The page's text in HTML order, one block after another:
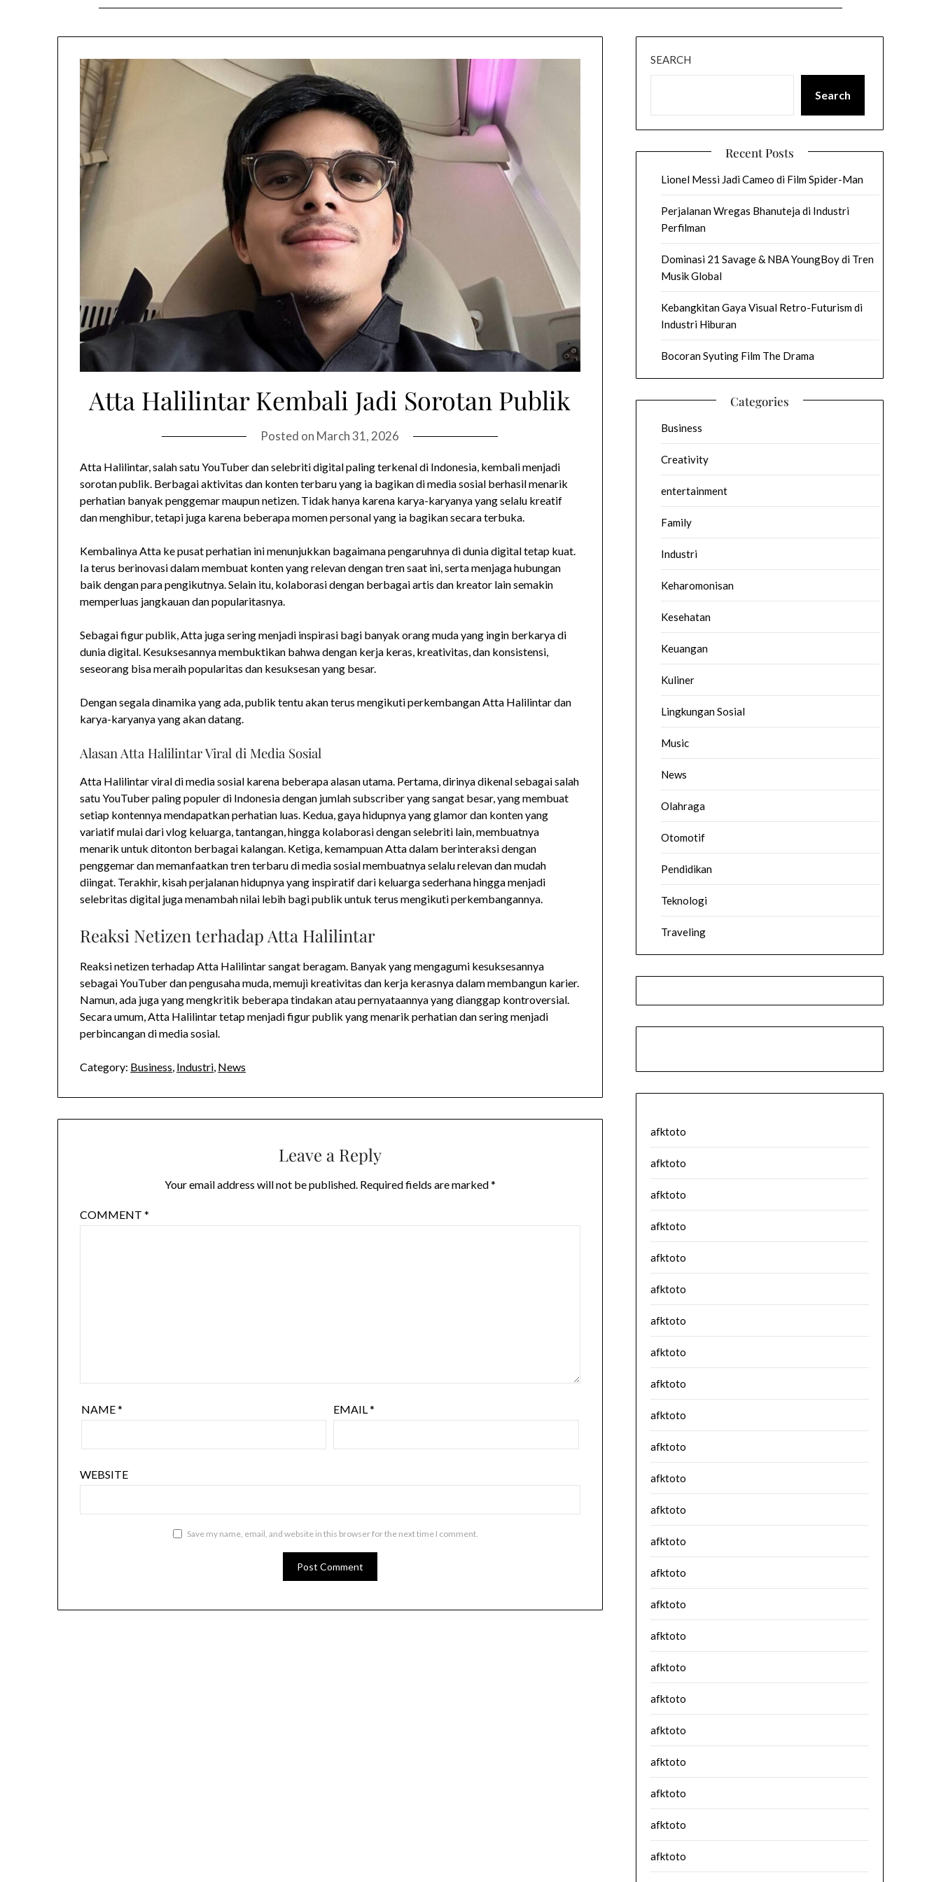
Atta Halilintar Kembali Jadi Sorotan Publik
Posted on March 31, 2026
Atta Halilintar, salah satu YouTuber dan selebriti digital paling terkenal di Indonesia, kembali menjadi
sorotan publik. Berbagai aktivitas dan konten terbaru yang ia bagikan di media sosial berhasil menarik
perhatian banyak penggemar maupun netizen. Tidak hanya karena karya-karyanya yang selalu kreatif
dan menghibur, tetapi juga karena beberapa momen personal yang ia bagikan secara terbuka.
Kembalinya Atta ke pusat perhatian ini menunjukkan bagaimana pengaruhnya di dunia digital tetap kuat.
Ia terus berinovasi dalam membuat konten yang relevan dengan tren saat ini, serta menjaga hubungan
baik dengan para pengikutnya. Selain itu, kolaborasi dengan berbagai artis dan kreator lain semakin
memperluas jangkauan dan popularitasnya.
Sebagai figur publik, Atta juga sering menjadi inspirasi bagi banyak orang muda yang ingin berkarya di
dunia digital. Kesuksesannya membuktikan bahwa dengan kerja keras, kreativitas, dan konsistensi,
seseorang bisa meraih popularitas dan kesuksesan yang besar.
Dengan segala dinamika yang ada, publik tentu akan terus mengikuti perkembangan Atta Halilintar dan
karya-karyanya yang akan datang.
Alasan Atta Halilintar Viral di Media Sosial
Atta Halilintar viral di media sosial karena beberapa alasan utama. Pertama, dirinya dikenal sebagai salah
satu YouTuber paling populer di Indonesia dengan jumlah subscriber yang sangat besar, yang membuat
setiap kontennya mendapatkan perhatian luas. Kedua, gaya hidupnya yang glamor dan konten yang
variatif mulai dari vlog keluarga, tantangan, hingga kolaborasi dengan selebriti lain, membuatnya
menarik untuk ditonton berbagai kalangan. Ketiga, kemampuan Atta dalam berinteraksi dengan
penggemar dan memanfaatkan tren terbaru di media sosial membuatnya selalu relevan dan mudah
diingat. Terakhir, kisah perjalanan hidupnya yang inspiratif dari keluarga sederhana hingga menjadi
selebritas digital juga menambah nilai lebih bagi publik untuk terus mengikuti perkembangannya.
Reaksi Netizen terhadap Atta Halilintar
Reaksi netizen terhadap Atta Halilintar sangat beragam. Banyak yang mengagumi kesuksesannya
sebagai YouTuber dan pengusaha muda, memuji kreativitas dan kerja kerasnya dalam membangun karier.
Namun, ada juga yang mengkritik beberapa tindakan atau pernyataannya yang dianggap kontroversial.
Secara umum, Atta Halilintar tetap menjadi figur publik yang menarik perhatian dan sering menjadi
perbincangan di media sosial.
Category: Business Industri News
Leave a Reply
Your email address will not be published. Required fields are marked*
COMMENT*
NAME* EMAIL*
WEBSITE
Save my name, email, and website in this browser for the next time I comment.
SEARCH
Search
Recent Posts
Lionel Messi Jadi Cameo di Film Spider-Man
Perjalanan Wregas Bhanuteja di Industri
Perfilman
Dominasi 21 Savage & NBA YoungBoy di Tren
Musik Global
Kebangkitan Gaya Visual Retro-Futurism di
Industri Hiburan
Bocoran Syuting Film The Drama
Categories
Business
Creativity
entertainment
Family
Industri
Keharomonisan
Kesehatan
Keuangan
Kuliner
Lingkungan Sosial
Music
News
Olahraga
Otomotif
Pendidikan
Teknologi
Traveling
afktoto
afktoto
afktoto
afktoto
afktoto
afktoto
afktoto
afktoto
afktoto
afktoto
afktoto
afktoto
afktoto
afktoto
afktoto
afktoto
afktoto
afktoto
afktoto
afktoto
afktoto
afktoto
afktoto
afktoto